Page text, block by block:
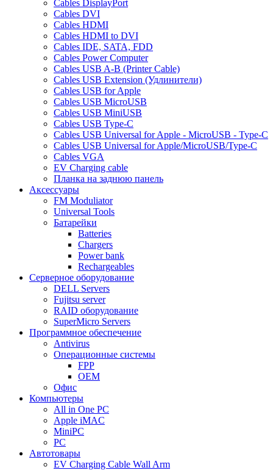
Cables DisplayPort
Cables DVI
Cables HDMI
Cables HDMI to DVI
Cables IDE, SATA, FDD
Cables Power Computer
Cables USB A-B (Printer Cable)
Cables USB Extension (Удлинители)
Cables USB for Apple
Cables USB MicroUSB
Cables USB MiniUSB
Cables USB Type-C
Cables USB Universal for Apple - MicroUSB - Type-C
Cables USB Universal for Apple/MicroUSB/Type-C
Cables VGA
EV Charging cable
Планка на заднюю панель
Аксессуары
FM Moduliator
Universal Tools
Батарейки
Batteries
Chargers
Power bank
Rechargeables
Серверное оборудование
DELL Servers
Fujitsu server
RAID оборудование
SuperMicro Servers
Программное обеспечение
Antivirus
Операционные системы
FPP
OEM
Офис
Компьютеры
All in One PC
Apple iMAC
MiniPC
PC
Автотовары
EV Charging Cable Wall Arm